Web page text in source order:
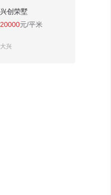
兴创荣墅
20000元/平米
大兴